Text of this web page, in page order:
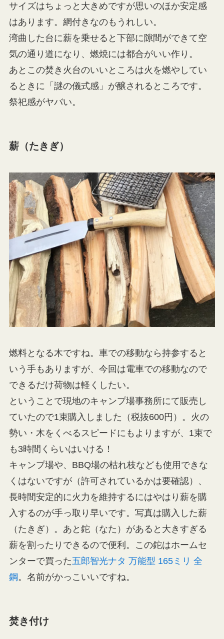
サイズはちょっと大きめですが思いのほか安定感
はあります。網付きなのもうれしい。
湾曲した台に薪を乗せると下部に隙間ができて空
気の通り道になり、燃焼には都合がいい作り。
あとこの焚き火台のいいところは火を燃やしてい
るときに「謎の儀式感」が醸されるところです。
祭祀感がヤバい。
薪（たきぎ）
燃料となる木ですね。車での移動なら持参すると
いう手もありますが、今回は電車での移動なので
できるだけ荷物は軽くしたい。
ということで現地のキャンプ場事務所にて販売し
ていたので1束購入しました（税抜600円）。火の
勢い・木をくべるスピードにもよりますが、1束で
も3時間くらいはいける！
キャンプ場や、BBQ場の枯れ枝なども使用できな
くはないですが（許可されているかは要確認）、
長時間安定的に火力を維持するにはやはり薪を購
入するのが手っ取り早いです。写真は購入した薪
（たきぎ）。あと鉈（なた）があると大きすぎる
薪を割ったりできるので便利。この鉈はホームセ
ンターで買った五郎智光ナタ 万能型 165ミリ 全
鋼。名前がかっこいいですね。
焚き付け